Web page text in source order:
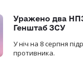
Уражено два
Генштаб ЗСУ
У ніч на 8 серпня
противника.